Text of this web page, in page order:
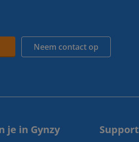
Neem contact op
je in Gynzy Support